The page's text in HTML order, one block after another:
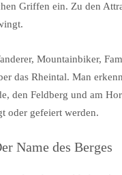
Griffen ein. Zu den
Mountainbiker,
das Rheintal. Man
den Feldberg und am
oder gefeiert werden.
Name des Berges